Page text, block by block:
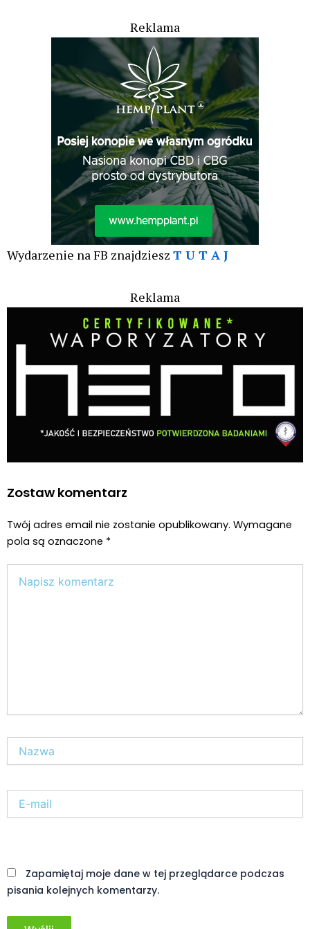
Reklama
Wydarzenie na FB znajdziesz T U T A J
Reklama
Zostaw komentarz
Twój adres email nie zostanie opublikowany. Wymagane
pola są oznaczone *
tutaj..
Nazwa*
mail*
Zapamiętaj moje dane w tej przeglądarce podczas
pisania kolejnych komentarzy.